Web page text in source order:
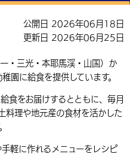
日本語
つける
る
択
中国語（簡体字）
YouTube
健康・予防
産業・雇用
公開日 2026年06月18日
更新日 2026年06月25日
・三光・本耶馬渓・山国）か
園に給食を提供しています。
食をお届けするとともに、毎月
料理や地元産の食材を活かした
軽に作れるメニューをレシピ